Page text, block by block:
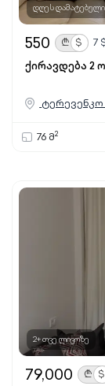
დღეს დამატებული
550 ₾ $ 7
ქირავდება 2
ტერევენკო
76 მ2
2+ თვე ლივოზე
79,000 ₾ $